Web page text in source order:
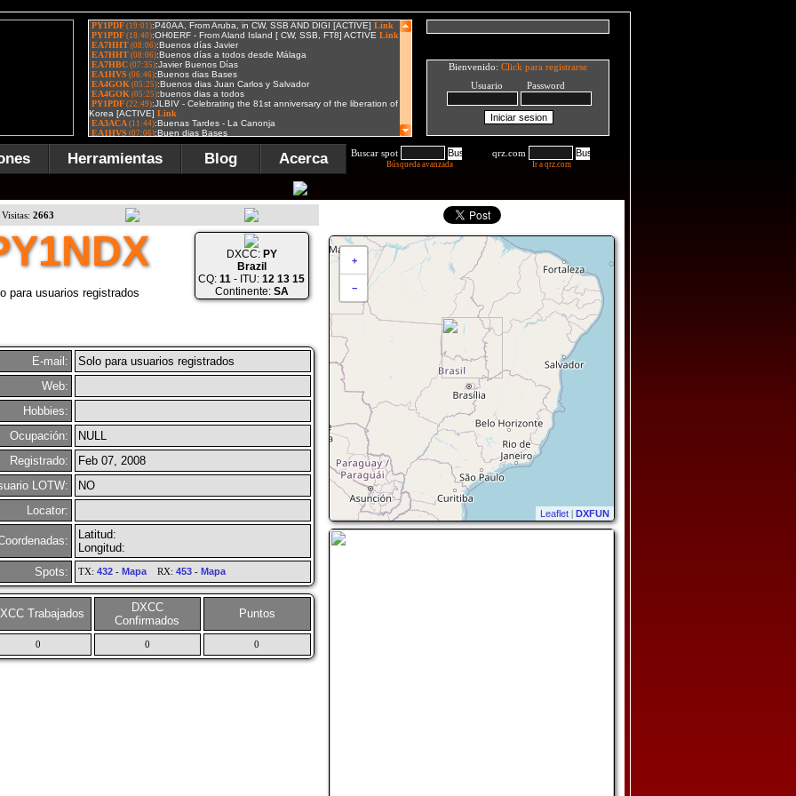
Bienvenido: Click para registrarse
Usuario Password
Herramientas Blog Acerca Buscar spot
Búsqueda avanzada
qrz.com
Ir a qrz.com
Visitas: 2663
+
−
Leaflet | DXFUN
para usuarios registrados
DXCC: PY
Brazil
CQ: 11 - ITU: 12 13 15
Continente: SA
E-mail:
Solo para usuarios registrados
Web:
Hobbies:
Ocupación:
NULL
Registrado:
Feb 07, 2008
LOTW:
NO
Locator:
Latitud:
Longitud:
Spots:
TX: 432- MapaRX: 453- Mapa
Trabajados
DXCC
Confirmados
Puntos
0 0 0